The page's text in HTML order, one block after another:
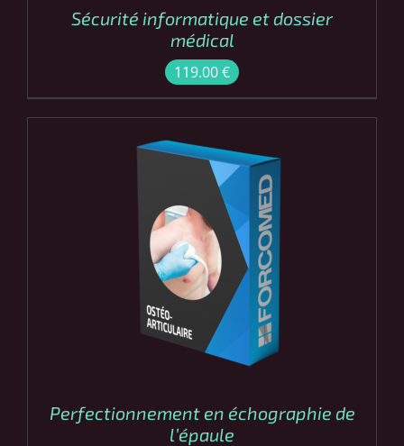
Sécurité informatique et dossier
médical
119.00€
COMMANDER /
DÉTAILS
Perfectionnement en échographie de
l’épaule